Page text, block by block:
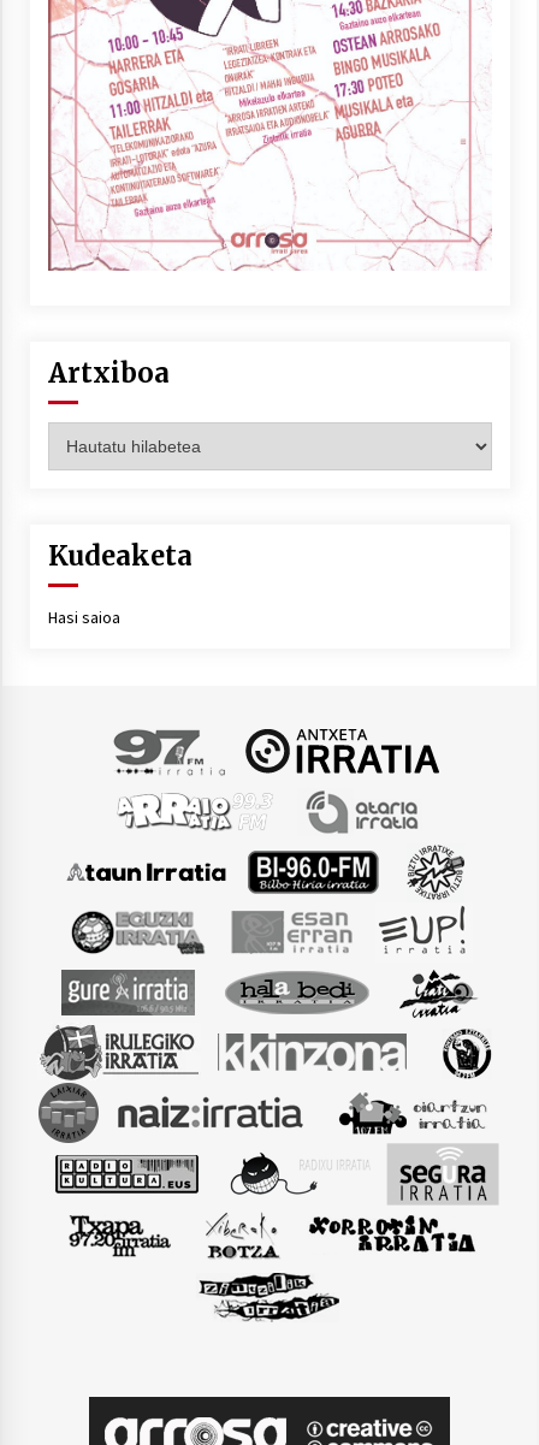
Artxiboa
Kudeaketa
Hasi saioa